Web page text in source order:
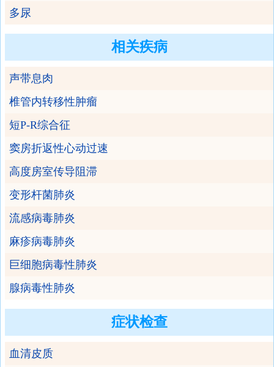
多尿
相关疾病
声带息肉
椎管内转移性肿瘤
短P-R综合征
窦房折返性心动过速
高度房室传导阻滞
变形杆菌肺炎
流感病毒肺炎
麻疹病毒肺炎
巨细胞病毒性肺炎
腺病毒性肺炎
症状检查
血清皮质